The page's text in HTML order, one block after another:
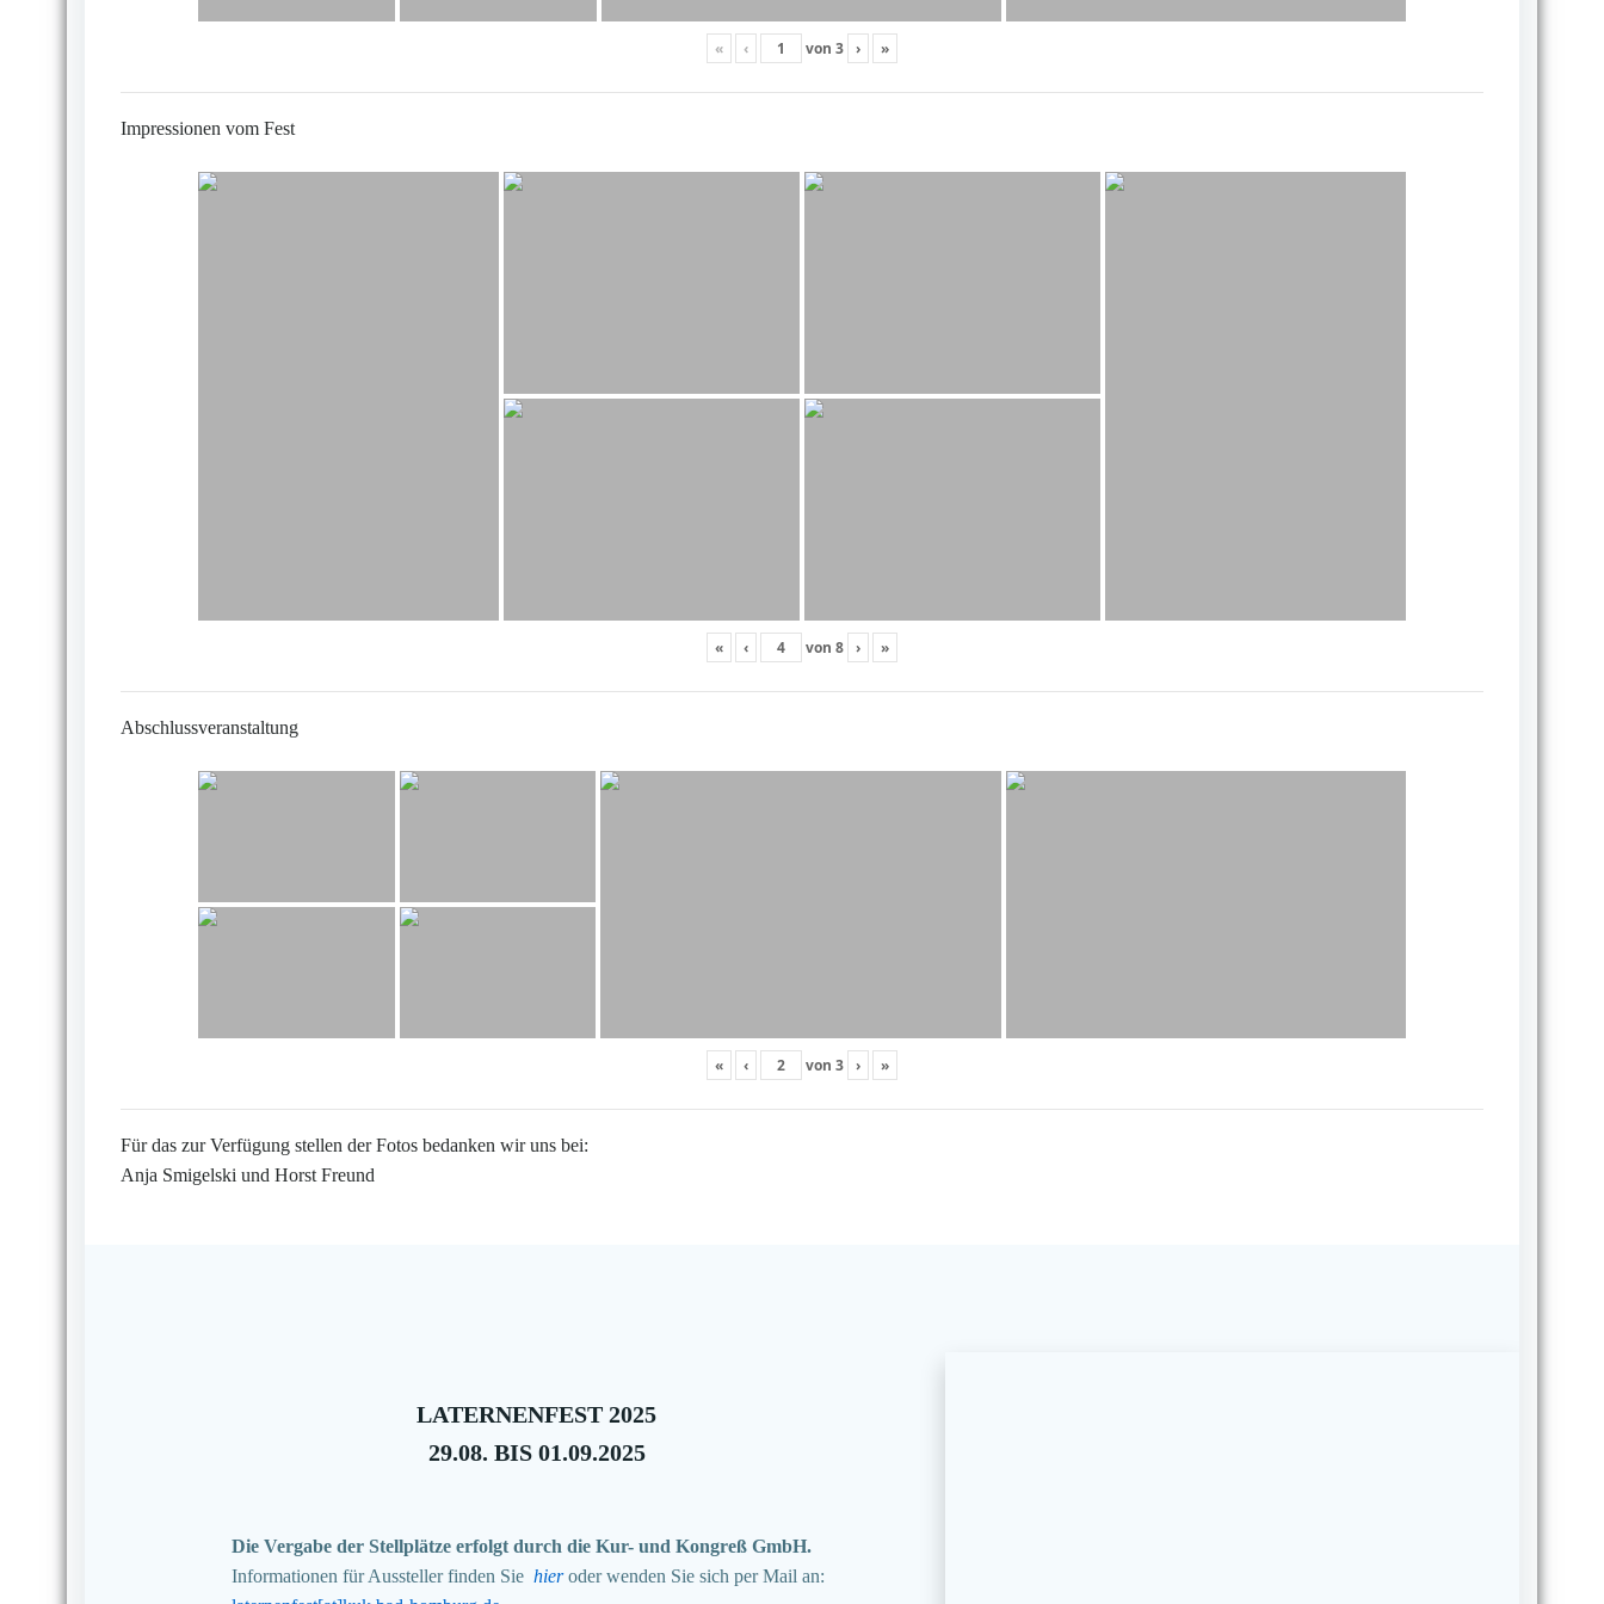
« ‹ von 3 › »
Impressionen vom Fest
« ‹ von 8 › »
Abschlussveranstaltung
« ‹ von 3 › »
Für das zur Verfügung stellen der Fotos bedanken wir uns bei:
Anja Smigelski und Horst Freund
LATERNENFEST 2025
29.08. BIS 01.09.2025
Die Vergabe der Stellplätze erfolgt durch die Kur- und Kongreß GmbH.
Informationen für Aussteller finden Sie hieroder wenden Sie sich per Mail an: